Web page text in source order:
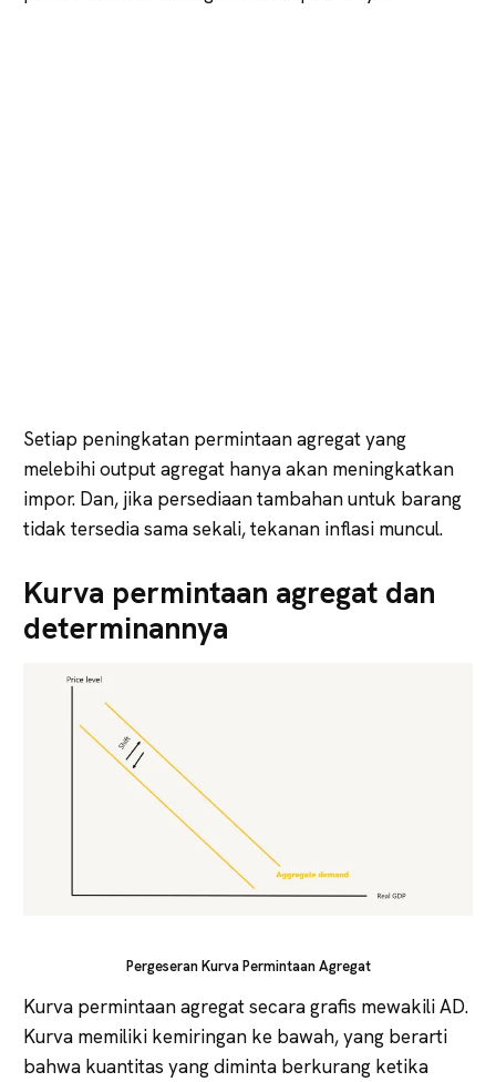
Setiap peningkatan permintaan agregat yang
melebihi output agregat hanya akan meningkatkan
impor. Dan, jika persediaan tambahan untuk barang
tidak tersedia sama sekali, tekanan inflasi muncul.
Kurva permintaan agregat dan
determinannya
Pergeseran Kurva Permintaan Agregat
Kurva permintaan agregat secara grafis mewakili AD.
Kurva memiliki kemiringan ke bawah, yang berarti
bahwa kuantitas yang diminta berkurang ketika